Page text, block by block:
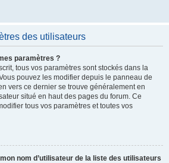
des utilisateurs
paramètres ?
tous vos paramètres sont stockés dans la
pouvez les modifier depuis le panneau de
vers ce dernier se trouve généralement en
situé en haut des pages du forum. Ce
tous vos paramètres et toutes vos
nom d’utilisateur de la liste des utilisateurs